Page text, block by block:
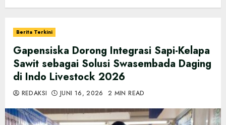
Berita Terkini
Gapensiska Dorong Integrasi Sapi-Kelapa
Sawit sebagai Solusi Swasembada Daging
di Indo Livestock 2026
REDAKSI JUNI 16, 2026 2 MIN READ